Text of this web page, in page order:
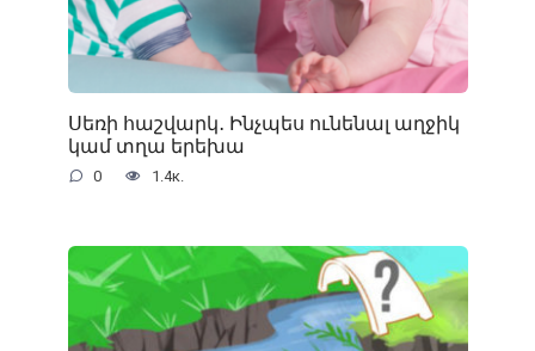
Սեռի հաշվարկ․ Ինչպես ունենալ աղջիկ
կամ տղա երեխա
0 1.4к.